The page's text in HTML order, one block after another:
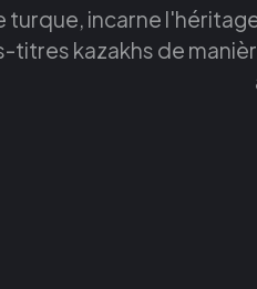
turque, incarne
titres kazakhs de